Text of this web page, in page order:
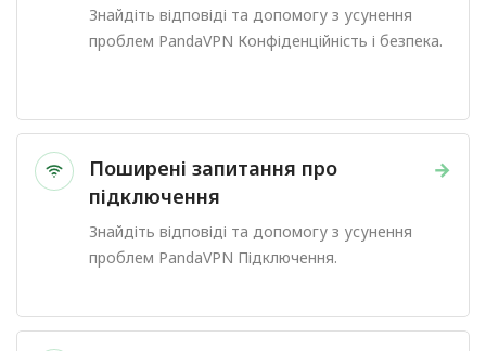
Знайдіть відповіді та допомогу з усунення
проблем PandaVPN Конфіденційність і безпека.
→
Поширені запитання про
підключення
Знайдіть відповіді та допомогу з усунення
проблем PandaVPN Підключення.